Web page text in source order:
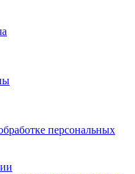
персональных